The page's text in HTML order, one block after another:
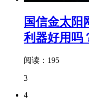
国信金太阳
利器好用吗
阅读：195
3
4